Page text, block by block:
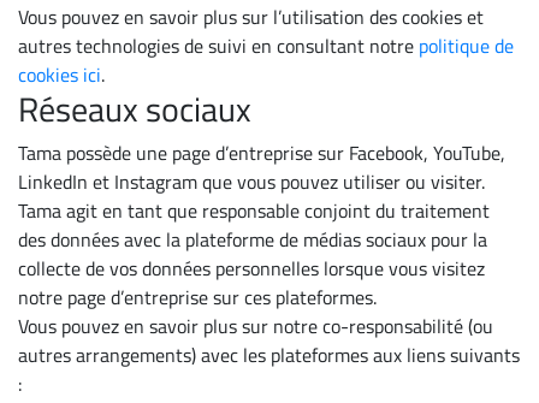
Vous pouvez en savoir plus sur l’utilisation des cookies et
autres technologies de suivi en consultant notre politique de
cookies ici.
Réseaux sociaux
Tama possède une page d’entreprise sur Facebook, YouTube,
LinkedIn et Instagram que vous pouvez utiliser ou visiter.
Tama agit en tant que responsable conjoint du traitement
des données avec la plateforme de médias sociaux pour la
collecte de vos données personnelles lorsque vous visitez
notre page d’entreprise sur ces plateformes.
Vous pouvez en savoir plus sur notre co-responsabilité (ou
autres arrangements) avec les plateformes aux liens suivants
: